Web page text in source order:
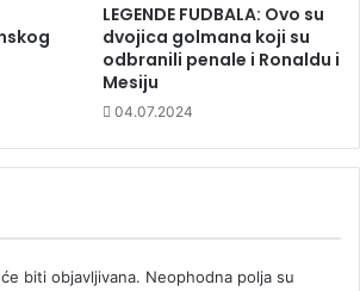
LEGENDE FUDBALA: Ovo su
dvojica golmana koji su
odbranili penale i Ronaldu i
Mesiju
04.07.2024
biti objavljivana. Neophodna polja su